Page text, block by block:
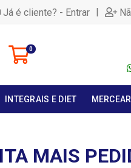
Já é cliente? - Entrar |
0
INTEGRAIS E DIET
MAIS